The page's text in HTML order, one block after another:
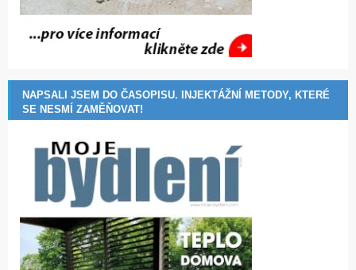
NAPSALI JSEM DO ČASOPISU. INJEKTÁŽNÍ METODY, KTERÉ
SE NESMÍ ZAMĚŇOVAT!